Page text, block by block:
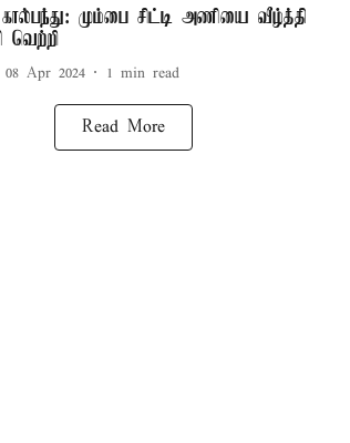
மும்பை சிட்டி அணியை வீழ்த்தி
வெற்றி
08 Apr 2024 1 min read
Read More